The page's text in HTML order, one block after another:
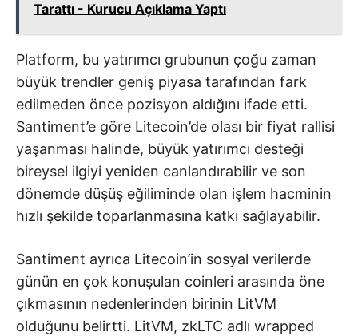
Tarattı - Kurucu Açıklama Yaptı
Platform, bu yatırımcı grubunun çoğu zaman
büyük trendler geniş piyasa tarafından fark
edilmeden önce pozisyon aldığını ifade etti.
Santiment’e göre Litecoin’de olası bir fiyat rallisi
yaşanması halinde, büyük yatırımcı desteği
bireysel ilgiyi yeniden canlandırabilir ve son
dönemde düşüş eğiliminde olan işlem hacminin
hızlı şekilde toparlanmasına katkı sağlayabilir.
Santiment ayrıca Litecoin’in sosyal verilerde
günün en çok konuşulan coinleri arasında öne
çıkmasının nedenlerinden birinin LitVM
olduğunu belirtti. LitVM, zkLTC adlı wrapped